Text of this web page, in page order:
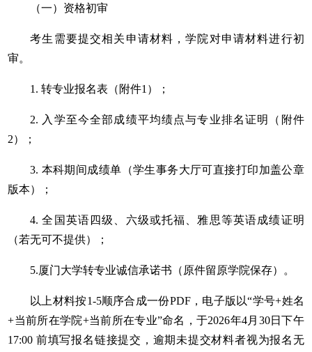
（一）资格初审
考生需要提交相关申请材料，学院对申请材料进行初
审。
1. 转专业报名表（附件1）；
2. 入学至今全部成绩平均绩点与专业排名证明（附件
2）；
3. 本科期间成绩单（学生事务大厅可直接打印加盖公章
版本）；
4. 全国英语四级、六级或托福、雅思等英语成绩证明
（若无可不提供）；
5.厦门大学转专业诚信承诺书（原件留原学院保存）。
以上材料按1-5顺序合成一份PDF，电子版以“学号+姓名
+当前所在学院+当前所在专业”命名，于2026年4月30日下午
17:00 前填写报名链接提交，逾期未提交材料者视为报名无